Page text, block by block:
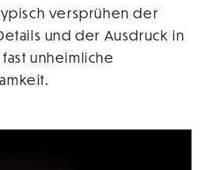
versprühen der
und der Ausdruck in
unheimliche